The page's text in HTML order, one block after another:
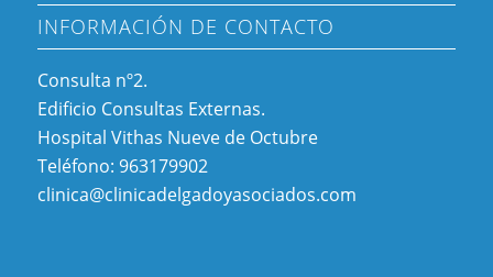
INFORMACIÓN DE CONTACTO
Consulta nº2.
Edificio Consultas Externas.
Hospital Vithas Nueve de Octubre
Teléfono: 963179902
clinica@clinicadelgadoyasociados.com